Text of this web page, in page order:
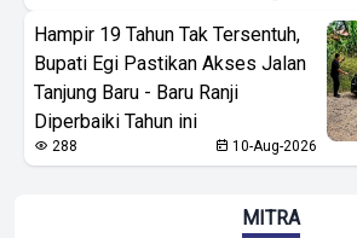
Hampir 19 Tahun Tak Tersentuh,
Bupati Egi Pastikan Akses Jalan
Tanjung Baru - Baru Ranji
Diperbaiki Tahun ini
288 10-Aug-2026
MITRA